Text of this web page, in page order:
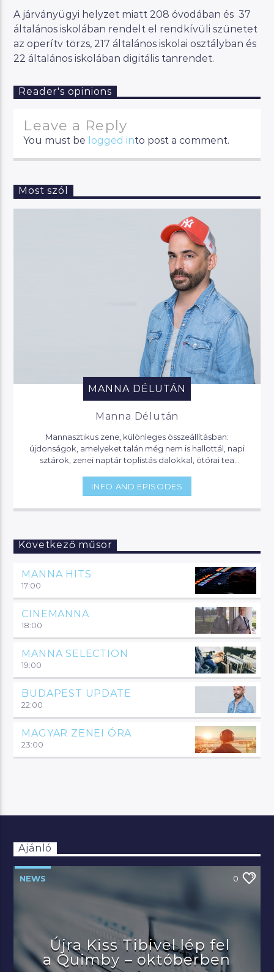
A járványügyi helyzet miatt 208 óvodában és 37
általános iskolában rendelt el rendkívüli szünetet
az operítv törzs, 217 általános iskolai osztályban és
22 általános iskolában digitális tanrendet.
Reader's opinions
Leave a Reply
You must be logged into post a comment.
Most szól
MANNA DÉLUTÁN
Manna Délután
Mannasztikus zene, különleges összeállításban:
újdonságok, amelyeket talán még nem is hallottál, napi
sztárok, zenei naptár toplistás dalokkal, ötórai tea
valami érdekeset, vagy olyat, amit eddig nem is tudtál…
INFO AND EPISODES
Következő műsor
MANNA HITS
17:00
CINEMANNA
18:00
MANNA SELECTION
19:00
BUDAPEST UPDATE
22:00
MAGYAR ZENEI ÓRA
23:00
Ajánló
NEWS 0
Újra Kiss Tibivel lép fel
a Quimby – októberben